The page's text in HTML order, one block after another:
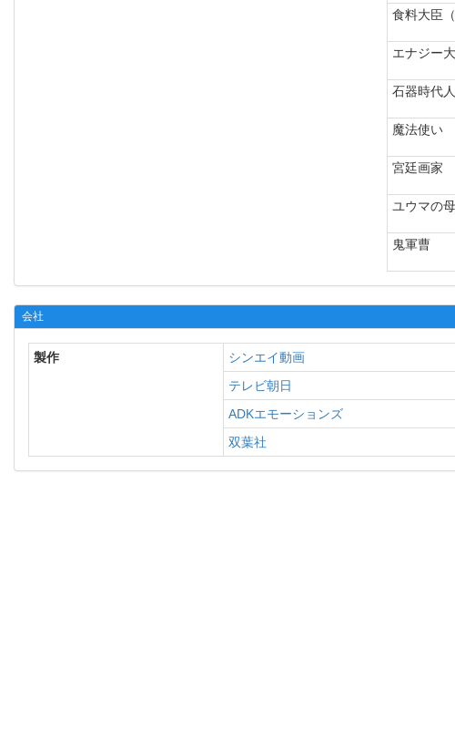
食料大臣（
エナジー
石器時代人
魔法使い
宮廷画家
ユウマの母
鬼軍曹
会社
製作
シンエイ動画
テレビ朝日
ADKエモーションズ
双葉社